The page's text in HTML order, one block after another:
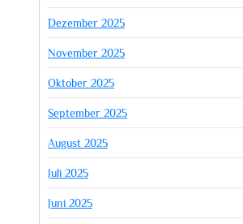
Dezember 2025
November 2025
Oktober 2025
September 2025
August 2025
Juli 2025
Juni 2025